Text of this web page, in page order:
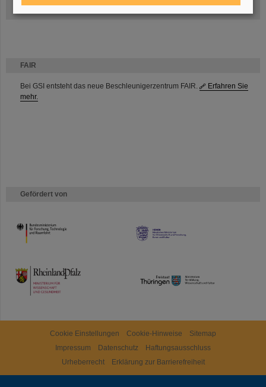
FAIR
Bei GSI entsteht das neue Beschleunigerzentrum FAIR.
Erfahren Sie
mehr.
Gefördert von
HMWK
TMWWDG
Cookie Einstellungen Cookie-Hinweise
Sitemap
Impressum
Datenschutz
Haftungsausschluss
Urheberrecht
Erklärung zur Barrierefreiheit